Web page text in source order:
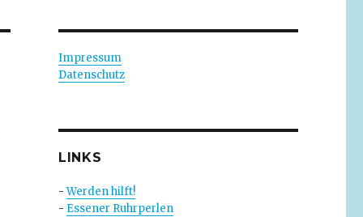
Impressum
Datenschutz
LINKS
-Werden hilft!
- Essener Ruhrperlen